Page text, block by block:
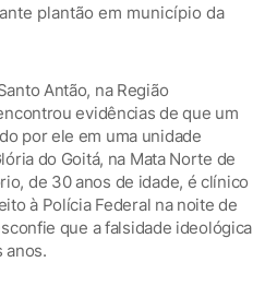
plantão em município da
Antão, na Região
evidências de que um
por ele em uma unidade
do Goitá, na Mata Norte de
de 30 anos de idade, é clínico
à Polícia Federal na noite de
que a falsidade ideológica
anos.